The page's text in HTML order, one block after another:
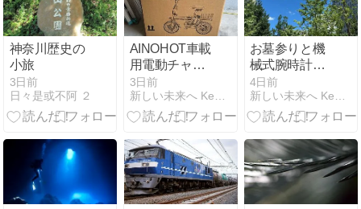
神奈川歴史の
小旅
3日前
日々是或不阿 ２
AINOHOT車載
用電動チャ
リ。
3日前
お墓参りと機
械式腕時計と
ランクル弄
り。
4日前